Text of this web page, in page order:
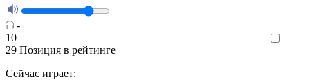
-
10
29 Позиция в рейтинге
Сейчас играет: